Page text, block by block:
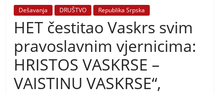
a
l
o
z
i
Dešavanja DRUŠTVO Republika Srpska
HET čestitao Vaskrs svim
pravoslavnim vjernicima:
HRISTOS VASKRSE –
VAISTINU VASKRSE“,